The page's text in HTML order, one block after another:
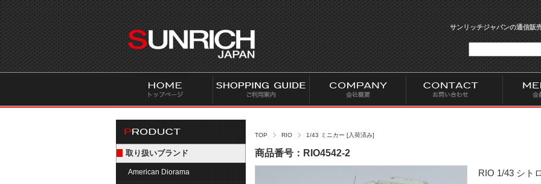
U
N
I
J
A
A
サンリッチジャパンの通信販
TOP RIO 1/43 ミニカー [入荷済み]
商品番号：RIO4542-2
RIO 1/43 シト
取り扱いブランド
American Diorama